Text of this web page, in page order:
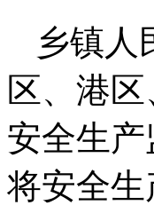
乡镇人
区、港
安全生
将安全